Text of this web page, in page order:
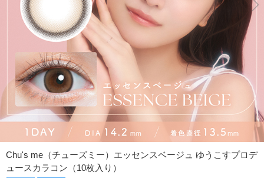
Chu's me（チューズミー）エッセンスベージュ ゆうこすプロデ
ュースカラコン（10枚入り）